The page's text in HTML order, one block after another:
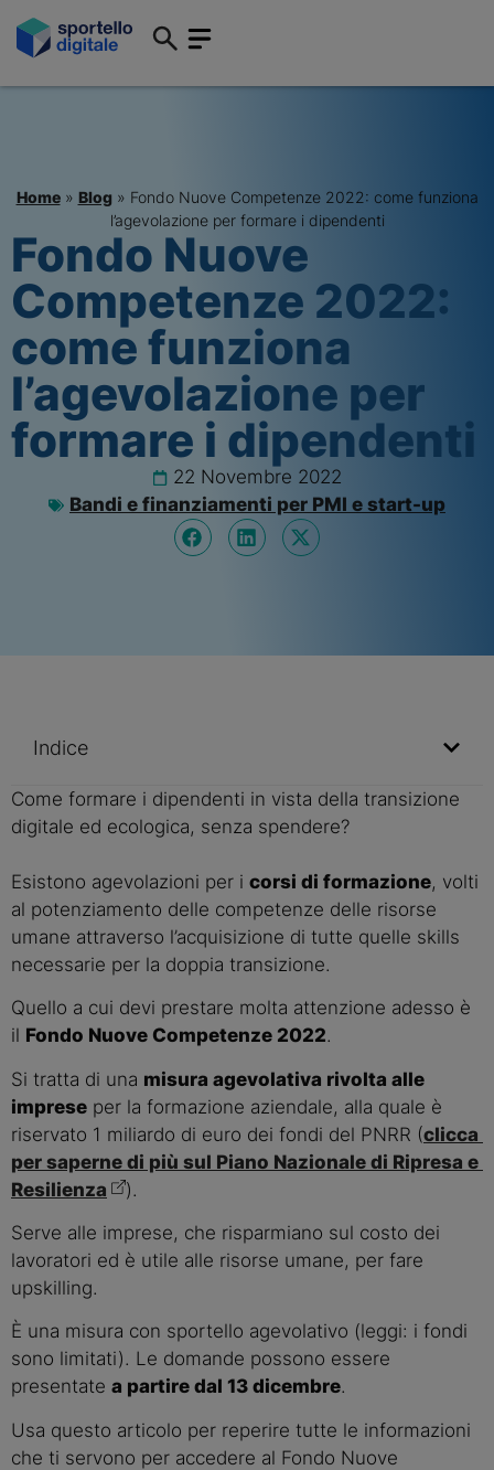
Home» Blog » Fondo Nuove Competenze 2022: come funziona
l’agevolazione per formare i dipendenti
Fondo Nuove
Competenze 2022:
come funziona
l’agevolazione per
formare i dipendenti
22 Novembre 2022
Bandi e finanziamenti per PMI e start-up
Indice
Come formare i dipendenti in vista della transizione
digitale ed ecologica, senza spendere?
Esistono agevolazioni per i corsi di formazione, volti
al potenziamento delle competenze delle risorse
umane attraverso l’acquisizione di tutte quelle skills
necessarie per la doppia transizione.
Quello a cui devi prestare molta attenzione adesso è
il Fondo Nuove Competenze 2022.
Si tratta di una misura agevolativa rivolta alle
imprese per la formazione aziendale, alla quale è
riservato 1 miliardo di euro dei fondi del PNRR (clicca
per saperne di più sul Piano Nazionale di Ripresa e
Resilienza
).
Serve alle imprese, che risparmiano sul costo dei
lavoratori ed è utile alle risorse umane, per fare
upskilling.
È una misura con sportello agevolativo (leggi: i fondi
sono limitati). Le domande possono essere
presentate a partire dal 13 dicembre.
Usa questo articolo per reperire tutte le informazioni
che ti servono per accedere al Fondo Nuove